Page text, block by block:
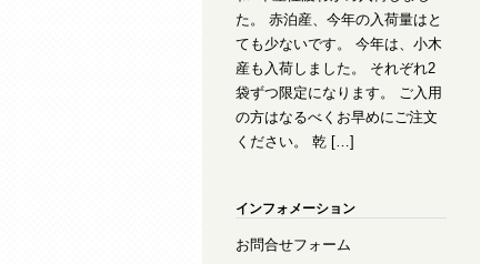
た。 赤泊産、今年の入荷量はと
ても少ないです。 今年は、小木
産も入荷しました。 それぞれ2
袋ずつ限定になります。 ご入用
の方はなるべくお早めにご注文
ください。 乾 […]
インフォメーション
お問合せフォーム